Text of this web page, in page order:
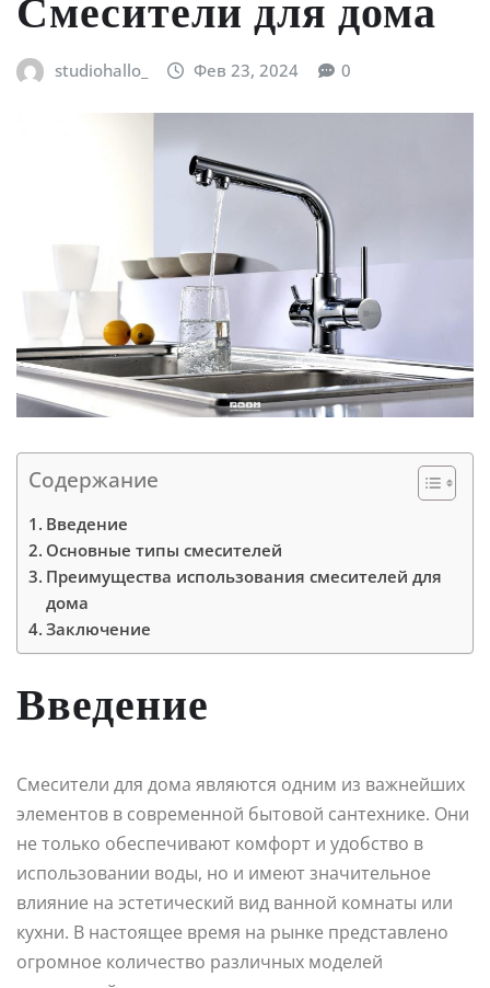
studiohallo_ Фев 23, 2024 0
Содержание
Введение
Основные типы смесителей
Преимущества использования смесителей для
дома
Заключение
Введение
Смесители для дома являются одним из важнейших
элементов в современной бытовой сантехнике. Они
не только обеспечивают комфорт и удобство в
использовании воды, но и имеют значительное
влияние на эстетический вид ванной комнаты или
кухни. В настоящее время на рынке представлено
огромное количество различных моделей